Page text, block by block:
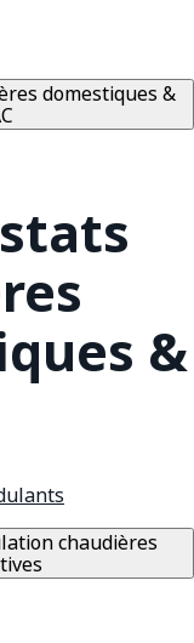
domestiques &
&
chaudières